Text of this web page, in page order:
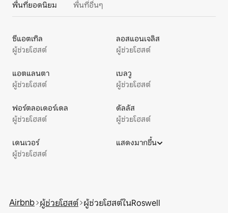
พื้นที่ยอดนิยม พื้นที่อื่นๆ
ซีแอตเทิล
ผู้ช่วยโฮสต์
ลอสแอนเจลิส
ผู้ช่วยโฮสต์
แอตแลนตา
ผู้ช่วยโฮสต์
เบลวู
ผู้ช่วยโฮสต์
ฟอร์ตลอเดอร์เดล
ผู้ช่วยโฮสต์
ดัลลัส
ผู้ช่วยโฮสต์
เดนเวอร์
ผู้ช่วยโฮสต์
แสดงมากขึ้น
Airbnb ผู้ช่วยโฮสต์ ผู้ช่วยโฮสต์ในRoswell